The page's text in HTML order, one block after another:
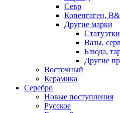
Севр
Копенгаген,
Другие марки
Статуэтки
Вазы,
Блюда,
Другие
Восточный
Керамика
Серебро
Новые поступления
Русское